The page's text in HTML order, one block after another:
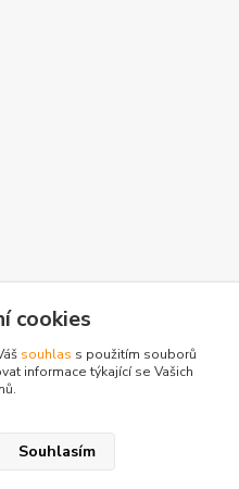
cookies
souhlas s použitím souborů
informace týkající se Vašich
Souhlasím